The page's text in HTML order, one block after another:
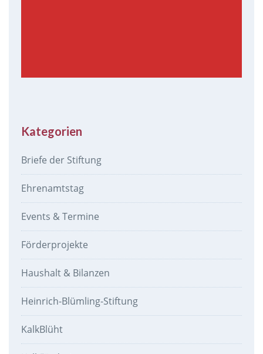
Kategorien
Briefe der Stiftung
Ehrenamtstag
Events & Termine
Förderprojekte
Haushalt & Bilanzen
Heinrich-Blümling-Stiftung
KalkBlüht